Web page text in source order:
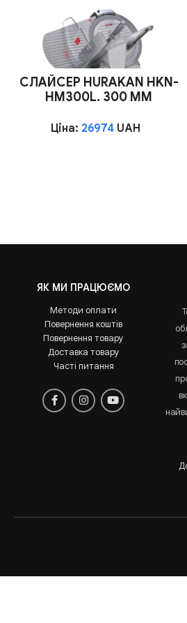
СЛАЙСЕР HURAKAN HKN-
HM300L. 300 ММ
Ціна: 26974UAH
ЯК МИ ПРАЦЮЄМО
Методи оплати
Повернення коштів
Повернення товару
Доставка товару
Часті питання